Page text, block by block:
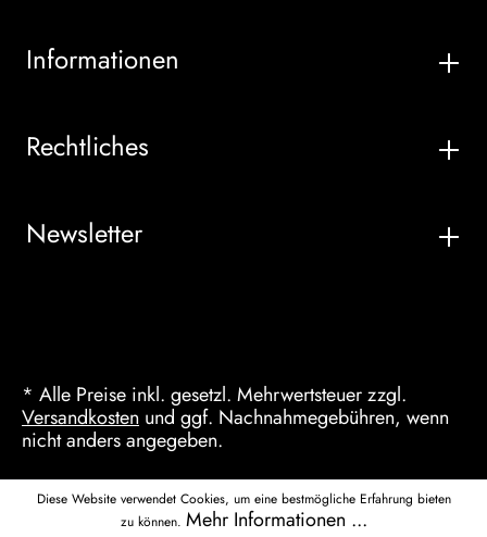
Informationen
Rechtliches
Newsletter
* Alle Preise inkl. gesetzl. Mehrwertsteuer zzgl.
Versandkosten und ggf. Nachnahmegebühren, wenn
nicht anders angegeben.
Diese Website verwendet Cookies, um eine bestmögliche Erfahrung bieten
zu können. Mehr Informationen ...